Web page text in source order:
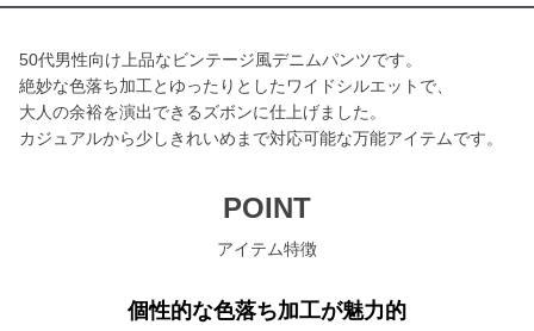
50代男性向け上品なビンテージ風デニムパンツです。
絶妙な色落ち加工とゆったりとしたワイドシルエットで、
大人の余裕を演出できるズボンに仕上げました。
カジュアルから少しきれいめまで対応可能な万能アイテムです。
POINT
アイテム特徴
個性的な色落ち加工が魅力的